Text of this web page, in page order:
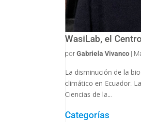
WasiLab, el
porGabriela Vivanco |
La disminución de la
climático en Ecuador.
Ciencias de la...
Categorías